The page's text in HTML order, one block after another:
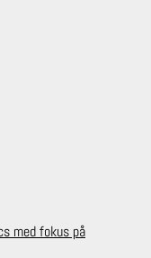
med fokus på